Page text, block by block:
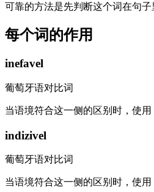
可靠的方法是先判断这个词在句子
每个词的作用
inefavel
葡萄牙语对比词
当语境符合这一侧的区别时，使用
indizivel
葡萄牙语对比词
当语境符合这一侧的区别时，使用